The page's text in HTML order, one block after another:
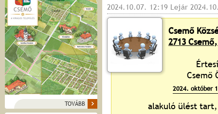
TOVÁBB
2024.10.07. 12:19 Lejár
Csemő
2713
Csemő
2024. október
alakuló ülést